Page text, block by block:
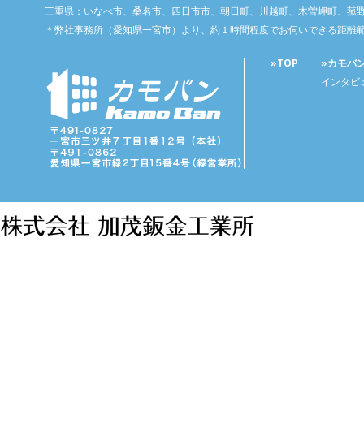
三重県：いなべ市、桑名市、四日市市、朝日町、川越町、木曽岬町、菰
＊弊社事務所（愛知県一宮市）より、約１時間程度でお伺いできる距離
»TOP
»カモバ
インタビ